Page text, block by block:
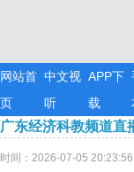
网站首
页
中文视
听
APP下
载
广东经济科教频道直
时间：2026-07-05 20:23:56